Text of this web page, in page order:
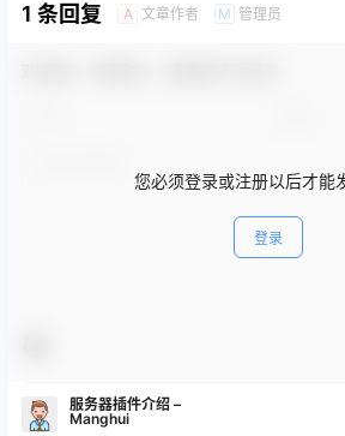
1 条回复 A 文章作者 M 管理员
您必须登录或注册以后才能
登录
服务器插件介绍 –
Manghui